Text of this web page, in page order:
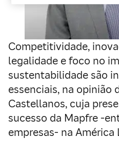
Competitividade,
legalidade e foco no
sustentabilidade são
essenciais, na opinião
Castellanos, cuja
sucesso da Mapfre -
empresas- na América